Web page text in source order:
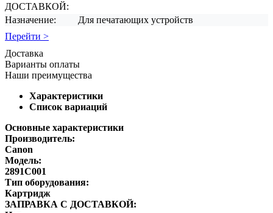
ДОСТАВКОЙ:
Назначение:
Для печатающих устройств
Перейти >
Доставка
Варианты оплаты
Наши преимущества
Характеристики
Список вариаций
Основные характеристики
Производитель:
Canon
Модель:
2891C001
Тип оборудования:
Картридж
ЗАПРАВКА С ДОСТАВКОЙ: